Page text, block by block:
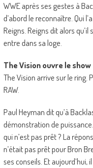
WWE après ses gestes à
d’abord le reconnaître. Qui
Reigns. Reigns dit alors
entre dans sa loge.
The Vision ouvre le show
The Vision arrive sur le ring.
RAW.
Paul Heyman dit qu’à
démonstration de
qui n’est pas prêt ? La
n’était pas prêt pour Bron
ses conseils. Et